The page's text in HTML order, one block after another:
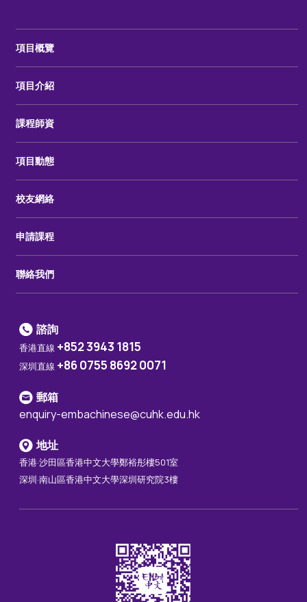
項目概覽
項目介紹
課程師資
項目動態
校友網絡
申請課程
聯絡我們
諮詢
香港直線 +852 3943 1815
深圳直線 +86 0755 8692 0071
郵箱
enquiry-embachinese@cuhk.edu.hk
地址
香港·沙田區香港中文大學鄭裕彤樓501室
深圳·南山區香港中文大學深圳研究院3樓